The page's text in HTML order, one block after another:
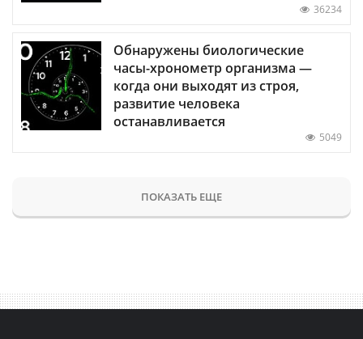
36234
Обнаружены биологические
часы-хронометр организма —
когда они выходят из строя,
развитие человека
останавливается
5049
ПОКАЗАТЬ ЕЩЕ